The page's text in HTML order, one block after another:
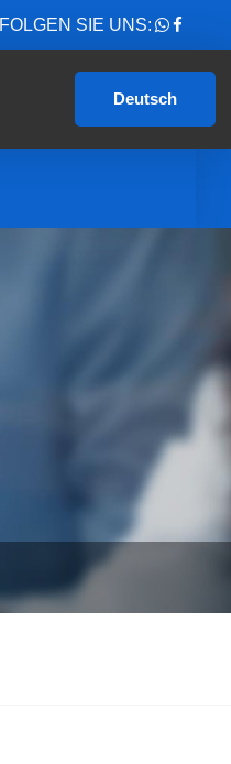
FOLGEN SIE UNS:
Deutsch